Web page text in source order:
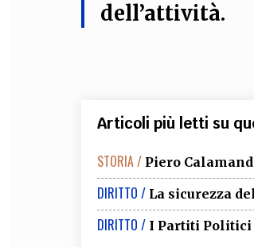
dell’attività.
Articoli più letti su
STORIA / Piero
DIRITTO / La sicurezza
DIRITTO / I Partiti Politici